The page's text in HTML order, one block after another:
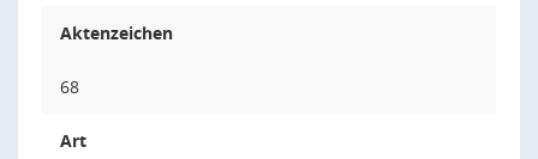
Aktenzeichen
68
Art